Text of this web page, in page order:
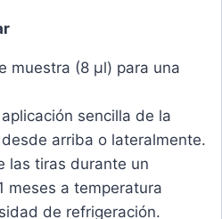
muestra (8 μl) para una
sencilla de la
arriba o lateralmente.
las tiras durante un
meses a temperatura
de refrigeración.